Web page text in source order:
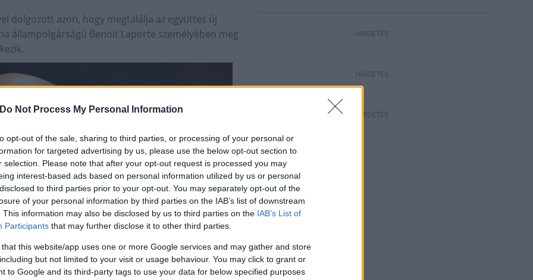
Do Not Process My Personal Information
opt-out of the sale, sharing to third parties, or processing of your personal or
for targeted advertising by us, please use the below opt-out section to
selection. Please note that after your opt-out request is processed you may
interest-based ads based on personal information utilized by us or personal
to third parties prior to your opt-out. You may separately opt-out of the
of your personal information by third parties on the IAB’s list of downstream
This information may also be disclosed by us to third parties on the IAB’s List of
Participants that may further disclose it to other third parties.
that this website/app uses one or more Google services and may gather and store
but not limited to your visit or usage behaviour. You may click to grant or
to Google and its third-party tags to use your data for below specified purposes
dolgozott azon, hogy megtalálja az együttes új
állampolgárságú Benoit Laporte személyében meg
HIRDETÉS
HIRDETÉS
HIRDETÉS